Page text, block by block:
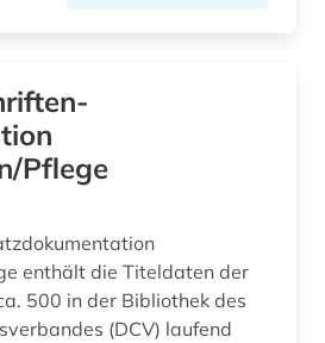
(0)
Pflege
enthält die Titeldaten der
500 in der Bibliothek des
(DCV) laufend